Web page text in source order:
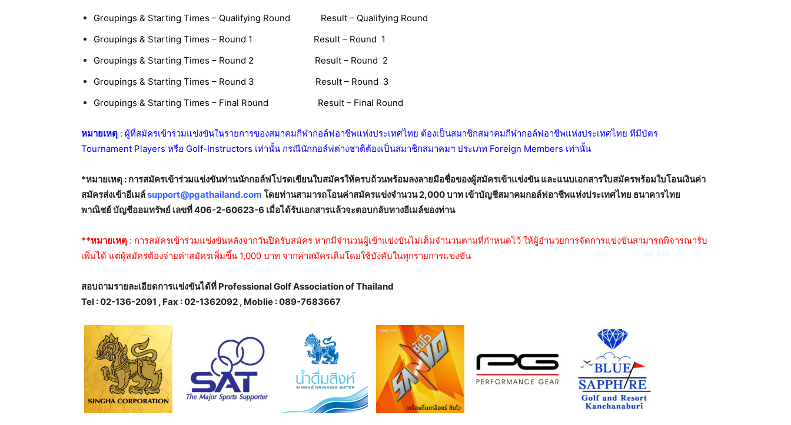
Groupings & Starting Times – Qualifying Round Result – Qualifying Round
Groupings & Starting Times – Round 1 Result – Round 1
Groupings & Starting Times – Round 2 Result – Round 2
Groupings & Starting Times – Round 3 Result – Round 3
Groupings & Starting Times – Final Round Result – Final Round
หมายเหตุ : ผู้ที่สมัครเข้าร่วมแข่งขันในรายการของสมาคมกีฬากอล์ฟอาชีพแห่งประเทศไทย ต้องเป็นสมาชิกสมาคมกีฬากอล์ฟอาชีพแห่งประเทศไทย ทีมีบัตร
Tournament Players หรือ Golf-Instructors เท่านั้น กรณีนักกอล์ฟต่างชาติต้องเป็นสมาชิกสมาคมฯ ประเภท Foreign Members เท่านั้น
*หมายเหตุ : การสมัครเข้าร่วมแข่งขันท่านนักกอล์ฟโปรดเขียนใบสมัครให้ครบถ้วนพร้อมลงลายมือชื่อของผู้สมัครเข้าแข่งขัน และแนบเอกสารใบสมัครพร้อมใบโอนเงินค่า
สมัครส่งเข้าอีเมล์support@pgathailand.com โดยท่านสามารถโอนค่าสมัครแข่งจำนวน 2,000 บาท เข้าบัญชีสมาคมกอล์ฟอาชีพแห่งประเทศไทย ธนาคารไทย
พาณิชย์ บัญชีออมทรัพย์ เลขที่ 406-2-60623-6 เมื่อได้รับเอกสารแล้วจะตอบกลับทางอีเมล์ของท่าน
**หมายเหตุ : การสมัครเข้าร่วมแข่งขันหลังจากวันปิดรับสมัคร หากมีจำนวนผู้เข้าแข่งขันไม่เต็มจำนวนตามที่กำหนดไว้ ให้ผู้อำนวยการจัดการแข่งขันสามารถพิจารณารับ
เพิ่มได้ แต่ผู้สมัครต้องจ่ายค่าสมัครเพิ่มขึ้น 1,000 บาท จากค่าสมัครเดิมโดยใช้บังคับในทุกรายการแข่งขัน
สอบถามรายละเอียดการแข่งขันได้ที่ Professional Golf Association of Thailand
Tel : 02-136-2091 , Fax : 02-1362092 , Moblie : 089-7683667